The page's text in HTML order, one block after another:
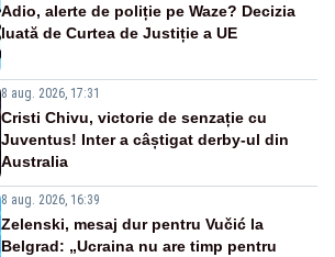
Adio, alerte de poliție pe Waze? Decizia
luată de Curtea de Justiție a UE
8 aug. 2026, 17:31
Cristi Chivu, victorie de senzație cu
Juventus! Inter a câștigat derby-ul din
Australia
8 aug. 2026, 16:39
Zelenski, mesaj dur pentru Vučić la
Belgrad: „Ucraina nu are timp pentru